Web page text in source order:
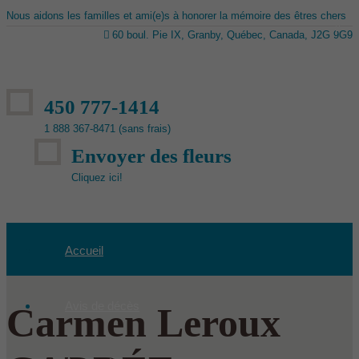
Nous aidons les familles et ami(e)s à honorer la mémoire des êtres chers
60 boul. Pie IX, Granby, Québec, Canada, J2G 9G9
450 777-1414
1 888 367-8471 (sans frais)
Envoyer des fleurs
Cliquez ici!
Accueil
Carmen Leroux